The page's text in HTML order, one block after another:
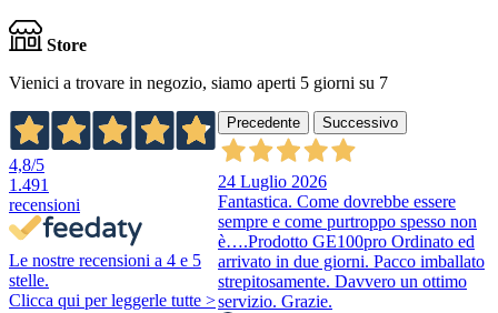
Store
Vienici a trovare in negozio, siamo aperti 5 giorni su 7
4,8/5
1.491
recensioni
Le nostre recensioni a 4 e 5
stelle.
Clicca qui per leggerle tutte >
Precedente Successivo
24 Luglio 2026
Fantastica. Come dovrebbe essere
sempre e come purtroppo spesso non
è….Prodotto GE100pro Ordinato ed
arrivato in due giorni. Pacco imballato
strepitosamente. Davvero un ottimo
servizio. Grazie.